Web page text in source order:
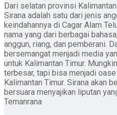
Dari selatan provinsi
Sirana adalah satu dari jenis
keindahannya di Cagar Alam
nama yang dari berbagai
anggun, riang, dan pemberani.
bersemangat menjadi media
untuk Kalimantan Timur.
terbesar, tapi bisa menjadi
Kalimantan Timur. Sirana akan
bersuara menyajikan liputan
Temanrana